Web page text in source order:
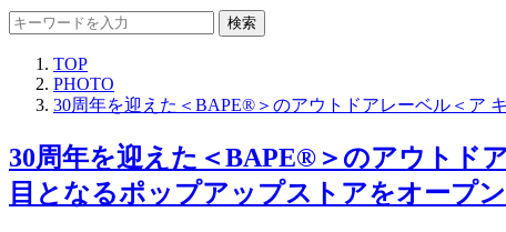
検索
TOP
PHOTO
30周年を迎えた＜BAPE®＞のアウトドアレーベル＜ア
30周年を迎えた＜BAPE®＞のアウトド
目となるポップアップストアをオープ